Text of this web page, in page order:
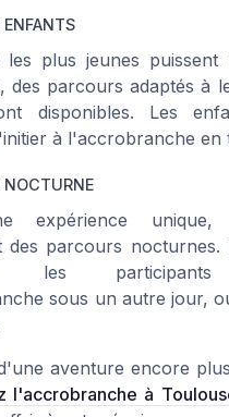
ENFANTS
plus jeunes puissent
des parcours adaptés à
disponibles. Les
à l'accrobranche en
NOCTURNE
expérience unique,
des parcours nocturnes.
les participants
sous un autre jour,
aventure encore
l'accrobranche à